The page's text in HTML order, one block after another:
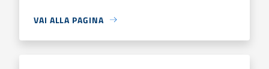
VAI ALLA PAGINA